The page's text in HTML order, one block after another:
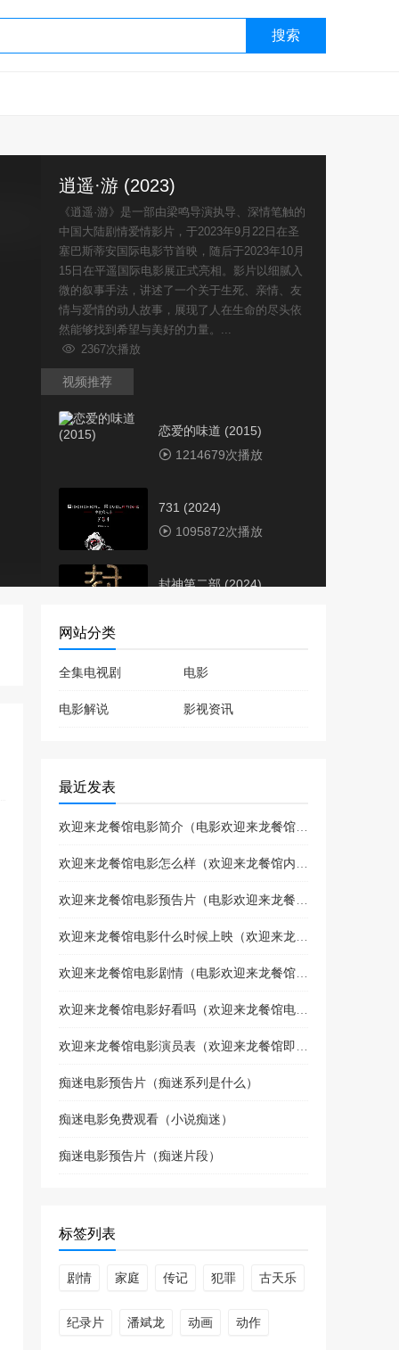
搜索
逍遥·游 (2023)
《逍遥·游》是一部由梁鸣导演执导、深情笔触的
中国大陆剧情爱情影片，于2023年9月22日在圣
塞巴斯蒂安国际电影节首映，随后于2023年10月
15日在平遥国际电影展正式亮相。影片以细腻入
微的叙事手法，讲述了一个关于生死、亲情、友
情与爱情的动人故事，展现了人在生命的尽头依
然能够找到希望与美好的力量。...
2367次播放
视频推荐
恋爱的味道 (2015)
1214679次播放
731 (2024)
1095872次播放
封神第二部 (2024)
704851次播放
蜜桃成熟时（1993）
绝地追击 (2023)
怒火蔓延
国色芳华 (2025)
奥本海默 (2023)
网站分类
全集电视剧 电影
电影解说 影视资讯
最近发表
痴迷电影预告片（痴迷系列是什么）
痴迷电影免费观看（小说痴迷）
痴迷电影预告片（痴迷片段）
标签列表
剧情 家庭 传记 犯罪 古天乐
纪录片 潘斌龙 动画 动作